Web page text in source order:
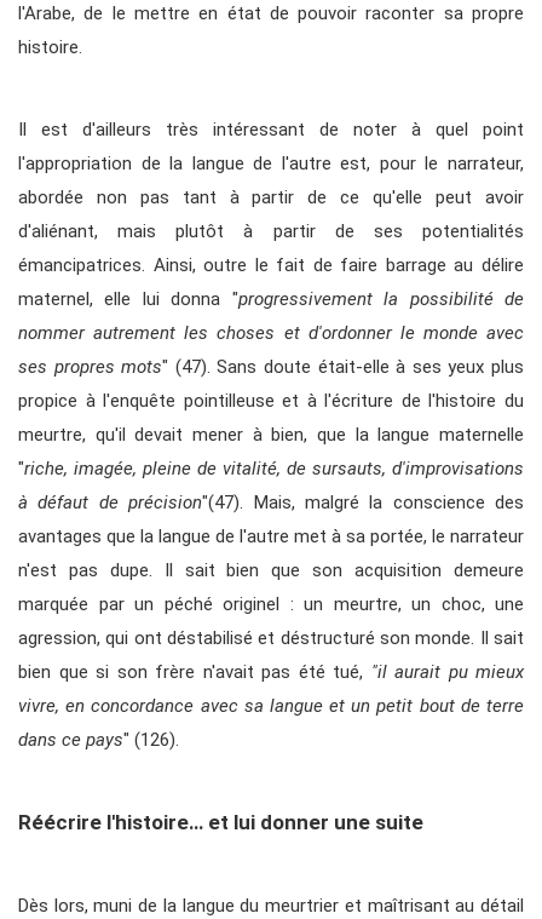
l'Arabe, de le mettre en état de pouvoir raconter sa propre
histoire.
Il est d'ailleurs très intéressant de noter à quel point
l'appropriation de la langue de l'autre est, pour le narrateur,
abordée non pas tant à partir de ce qu'elle peut avoir
d'aliénant, mais plutôt à partir de ses potentialités
émancipatrices. Ainsi, outre le fait de faire barrage au délire
maternel, elle lui donna "progressivement la possibilité de
nommer autrement les choses et d'ordonner le monde avec
ses propres mots" (47). Sans doute était-elle à ses yeux plus
propice à l'enquête pointilleuse et à l'écriture de l'histoire du
meurtre, qu'il devait mener à bien, que la langue maternelle
"riche, imagée, pleine de vitalité, de sursauts, d'improvisations
à défaut de précision"(47). Mais, malgré la conscience des
avantages que la langue de l'autre met à sa portée, le narrateur
n'est pas dupe. Il sait bien que son acquisition demeure
marquée par un péché originel : un meurtre, un choc, une
agression, qui ont déstabilisé et déstructuré son monde. Il sait
bien que si son frère n'avait pas été tué, "il aurait pu mieux
vivre, en concordance avec sa langue et un petit bout de terre
dans ce pays" (126).
Réécrire l'histoire… et lui donner une suite
Dès lors, muni de la langue du meurtrier et maîtrisant au détail